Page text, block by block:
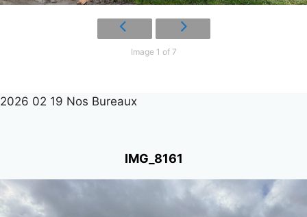
Image 1 of 7
2026 02 19 Nos Bureaux
IMG_8161